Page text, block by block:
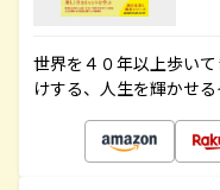
世界を４０年以上歩い
けする、人生を輝かせ